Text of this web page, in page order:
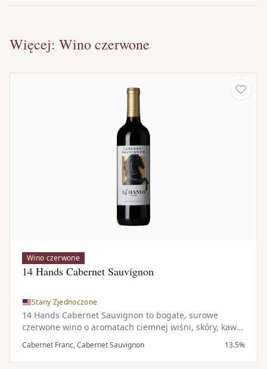
Więcej: Wino czerwone
Wino czerwone
14 Hands Cabernet Sauvignon
Stany Zjednoczone
14 Hands Cabernet Sauvignon to bogate, surowe
czerwone wino o aromatach ciemnej wiśni, skóry, kawy
i subtelnych nut korzennych. W ustach jest pełne i
ciemne, z nutami tytoniu, dopełnione odrobiną
korzennego dębu i podkreślone wyrafinowanymi
Cabernet Franc, Cabernet Sauvignon 13.5%